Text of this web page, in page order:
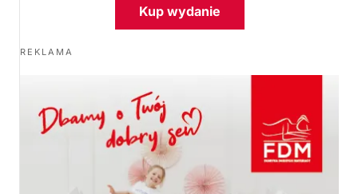
Kup wydanie
REKLAMA